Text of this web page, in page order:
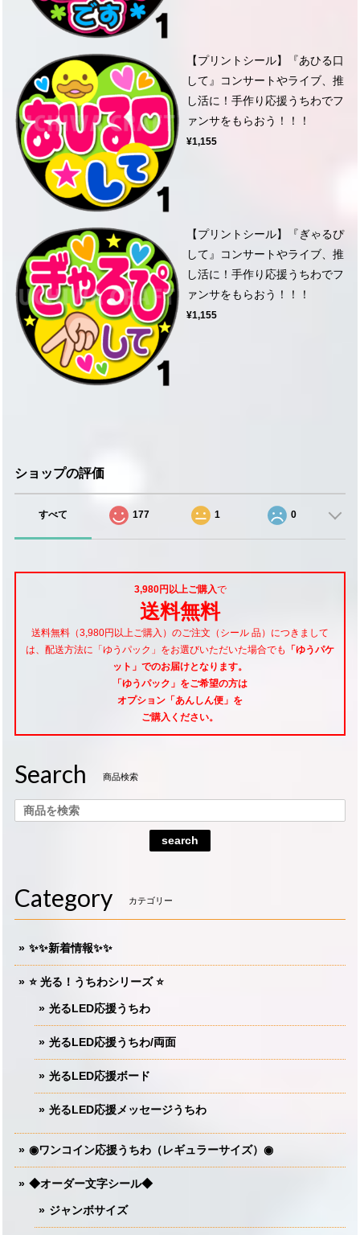
【プリントシール】『あひる口
して』コンサートやライブ、推
し活に！手作り応援うちわでフ
ァンサをもらおう！！！
¥1,155
【プリントシール】『ぎゃるぴ
して』コンサートやライブ、推
し活に！手作り応援うちわでフ
ァンサをもらおう！！！
¥1,155
ショップの評価
すべて 177 1 0
3,980円以上ご購入で
送料無料
送料無料（3,980円以上ご購入）のご注文（シール 品）につきまして
は、配送方法に「ゆうパック」をお選びいただいた場合でも
「ゆうパケ
ット」でのお届けとなります。
「ゆうパック」をご希望の方は
オプション「あんしん便」 を
ご購入ください。
Search 商品検索
search
Category カテゴリー
✨✨新着情報✨✨
⭐️ 光る！うちわシリーズ ⭐️
光るLED応援うちわ
光るLED応援うちわ/両面
光るLED応援ボード
光るLED応援メッセージうちわ
◉ワンコイン応援うちわ（レギュラーサイズ）◉
◆オーダー文字シール◆
ジャンボサイズ